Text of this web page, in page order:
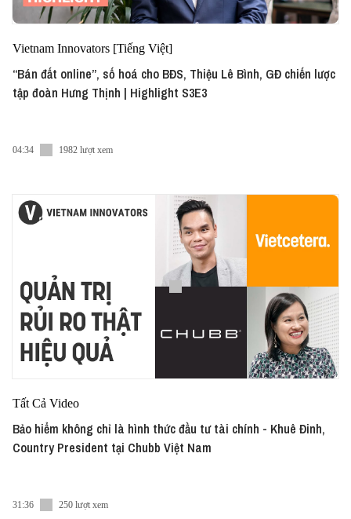
Vietnam Innovators [Tiếng Việt]
“Bán đất online”, số hoá cho BĐS, Thiệu Lê Bình, GĐ chiến lược
tập đoàn Hưng Thịnh | Highlight S3E3
04:34 1982 lượt xem
Tất Cả Video
Bảo hiểm không chỉ là hình thức đầu tư tài chính - Khuê Đinh,
Country President tại Chubb Việt Nam
31:36 250 lượt xem